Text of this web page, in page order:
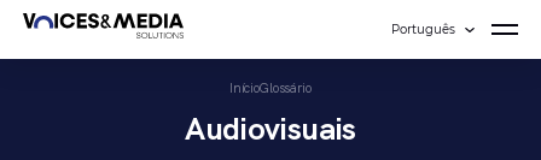
Português
InícioGlossário
Audiovisuais